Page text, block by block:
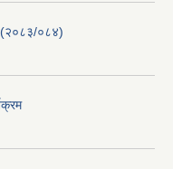
(२०८३/०८४)